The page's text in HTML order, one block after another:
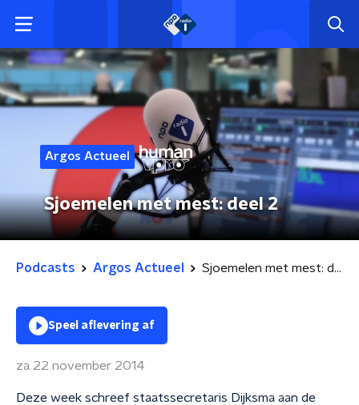
Argos Actueel
Sjoemelen met mest: deel 2
Podcasts Argos Actueel Sjoemelen met mest: deel 2
Speel aflevering af
za 22 november 2014
Deze week schreef staatssecretaris Dijksma aan de